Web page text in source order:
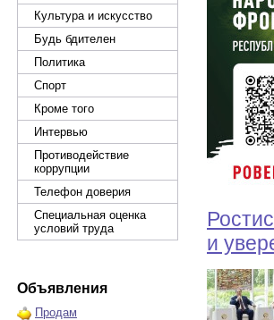
Культура и искусство
Будь бдителен
Политика
Спорт
Кроме того
Интервью
Противодействие
коррупции
Телефон доверия
Специальная оценка
условий труда
Объявления
Продам
и